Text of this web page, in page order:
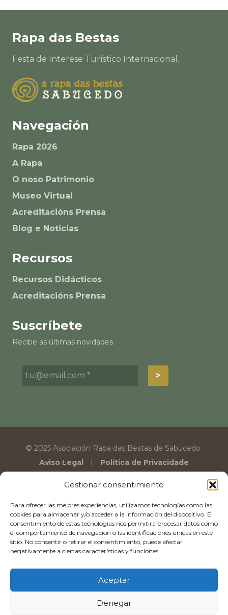
Gestionar consentimiento
Para ofrecer las mejores experiencias, utilizamos tecnologías como las
cookies para almacenar y/o acceder a la información del dispositivo. El
consentimiento de estas tecnologías nos permitirá procesar datos como
el comportamiento de navegación o las identificaciones únicas en este
sitio. No consentir o retirar el consentimiento, puede afectar
negativamente a ciertas características y funciones.
Aceptar
Denegar
Rapa das Bestas
Festa de Interese Turístico Internacional.
Navegación
Rapa 2026
A Rapa
O noso Patrimonio
Museo Virtual
Acreditacións Prensa
Blog e Noticias
Recursos
Recursos Didácticos
Acreditacións Prensa
Suscríbete
Recibe as últimas novidades.
© 2025 Asociación Rapa das Bestas de Sabucedo.
Aviso Legal
Política de Privacidade